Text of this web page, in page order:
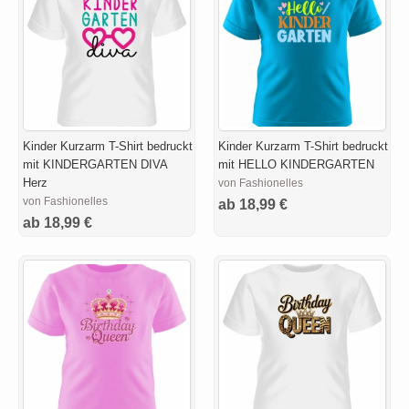
Kinder Kurzarm T-Shirt bedruckt
mit KINDERGARTEN DIVA
Herz
von Fashionelles
ab 18,99 €
Kinder Kurzarm T-Shirt bedruckt
mit HELLO KINDERGARTEN
von Fashionelles
ab 18,99 €